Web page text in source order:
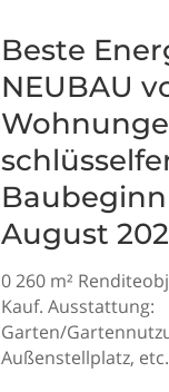
Beste
NEUBAU
August
0 260 m²
Kauf. Ausstattung:
Garten/
Außenstellplatz, etc.